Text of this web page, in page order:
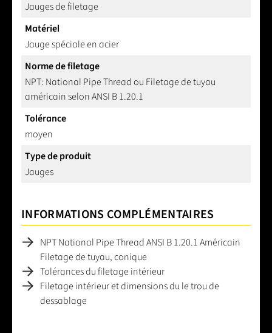
Jauges de filetage
Matériel
Jauge spéciale en acier
Norme de filetage
NPT: National Pipe Thread ou Filetage de tuyau
américain selon ANSI B 1.20.1
Tolérance
moyen
Type de produit
Jauges
INFORMATIONS COMPLÉMENTAIRES
NPT National Pipe Thread ANSI B 1.20.1 Américain
Filetage de tuyau, conique
Tolérances du filetage intérieur
Filetage intérieur et dimensions du le trou de
dessablage